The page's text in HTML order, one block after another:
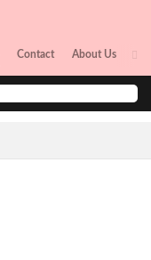
Contact About Us